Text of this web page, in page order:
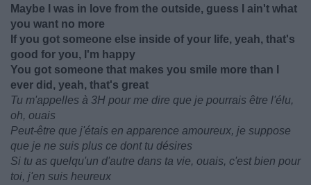
Maybe I was in love from the outside, guess I ain't what
you want no more
If you got someone else inside of your life, yeah, that's
good for you, I'm happy
You got someone that makes you smile more than I
ever did, yeah, that's great
Tu m'appelles à 3H pour me dire que je pourrais être l'élu,
oh, ouais
Peut-être que j'étais en apparence amoureux, je suppose
que je ne suis plus ce dont tu désires
Si tu as quelqu'un d'autre dans ta vie, ouais, c'est bien pour
toi, j'en suis heureux